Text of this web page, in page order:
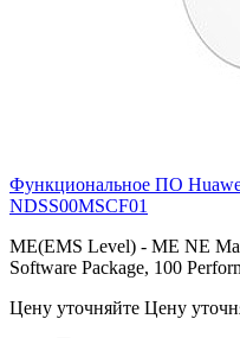
Функциональное ПО
NDSS00MSCF01
ME(EMS Level) - ME NE
Software Package, 100
Цену уточняйте Цену